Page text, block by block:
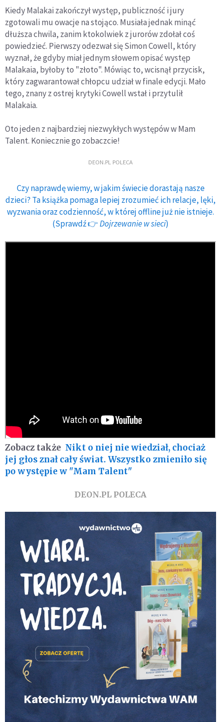
Kiedy Malakai zakończył występ, publiczność i jury
zgotowali mu owacje na stojąco. Musiała jednak minąć
dłuższa chwila, zanim ktokolwiek z jurorów zdołał coś
powiedzieć. Pierwszy odezwał się Simon Cowell, który
wyznał, że gdyby miał jednym słowem opisać występ
Malakaia, byłoby to "złoto". Mówiąc to, wcisnął przycisk,
który zagwarantował chłopcu udział w finale edycji. Mało
tego, znany z ostrej krytyki Cowell wstał i przytulił
Malakaia.
Oto jeden z najbardziej niezwykłych występów w Mam
Talent. Koniecznie go zobaczcie!
DEON.PL POLECA
Czy naprawdę wiemy, w jakim świecie dorastają nasze
dzieci? Ta książka pomaga lepiej zrozumieć ich relacje, lęki,
wyzwania oraz codzienność, w której offline już nie istnieje.
(Sprawdź 👉Dojrzewanie w sieci)
Zobacz także Nikt o niej nie wiedział, chociaż
jej głos znał cały świat. Wszystko zmieniło się
po występie w "Mam Talent"
DEON.PL POLECA